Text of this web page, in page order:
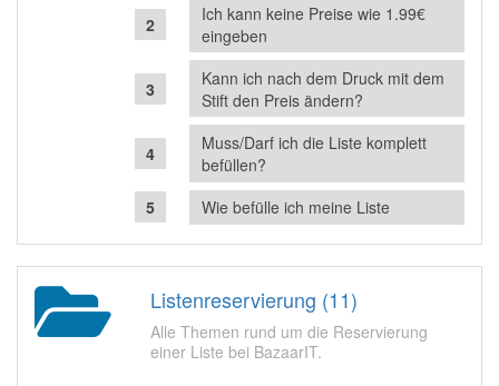
Ich kann keine Preise wie 1.99€
eingeben
Kann ich nach dem Druck mit dem
Stift den Preis ändern?
Muss/Darf ich die Liste komplett
befüllen?
Wie befülle ich meine Liste
Listenreservierung (11)
Alle Themen rund um die Reservierung
einer Liste bei BazaarIT.